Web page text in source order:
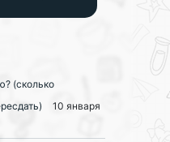
(сколько
10 января